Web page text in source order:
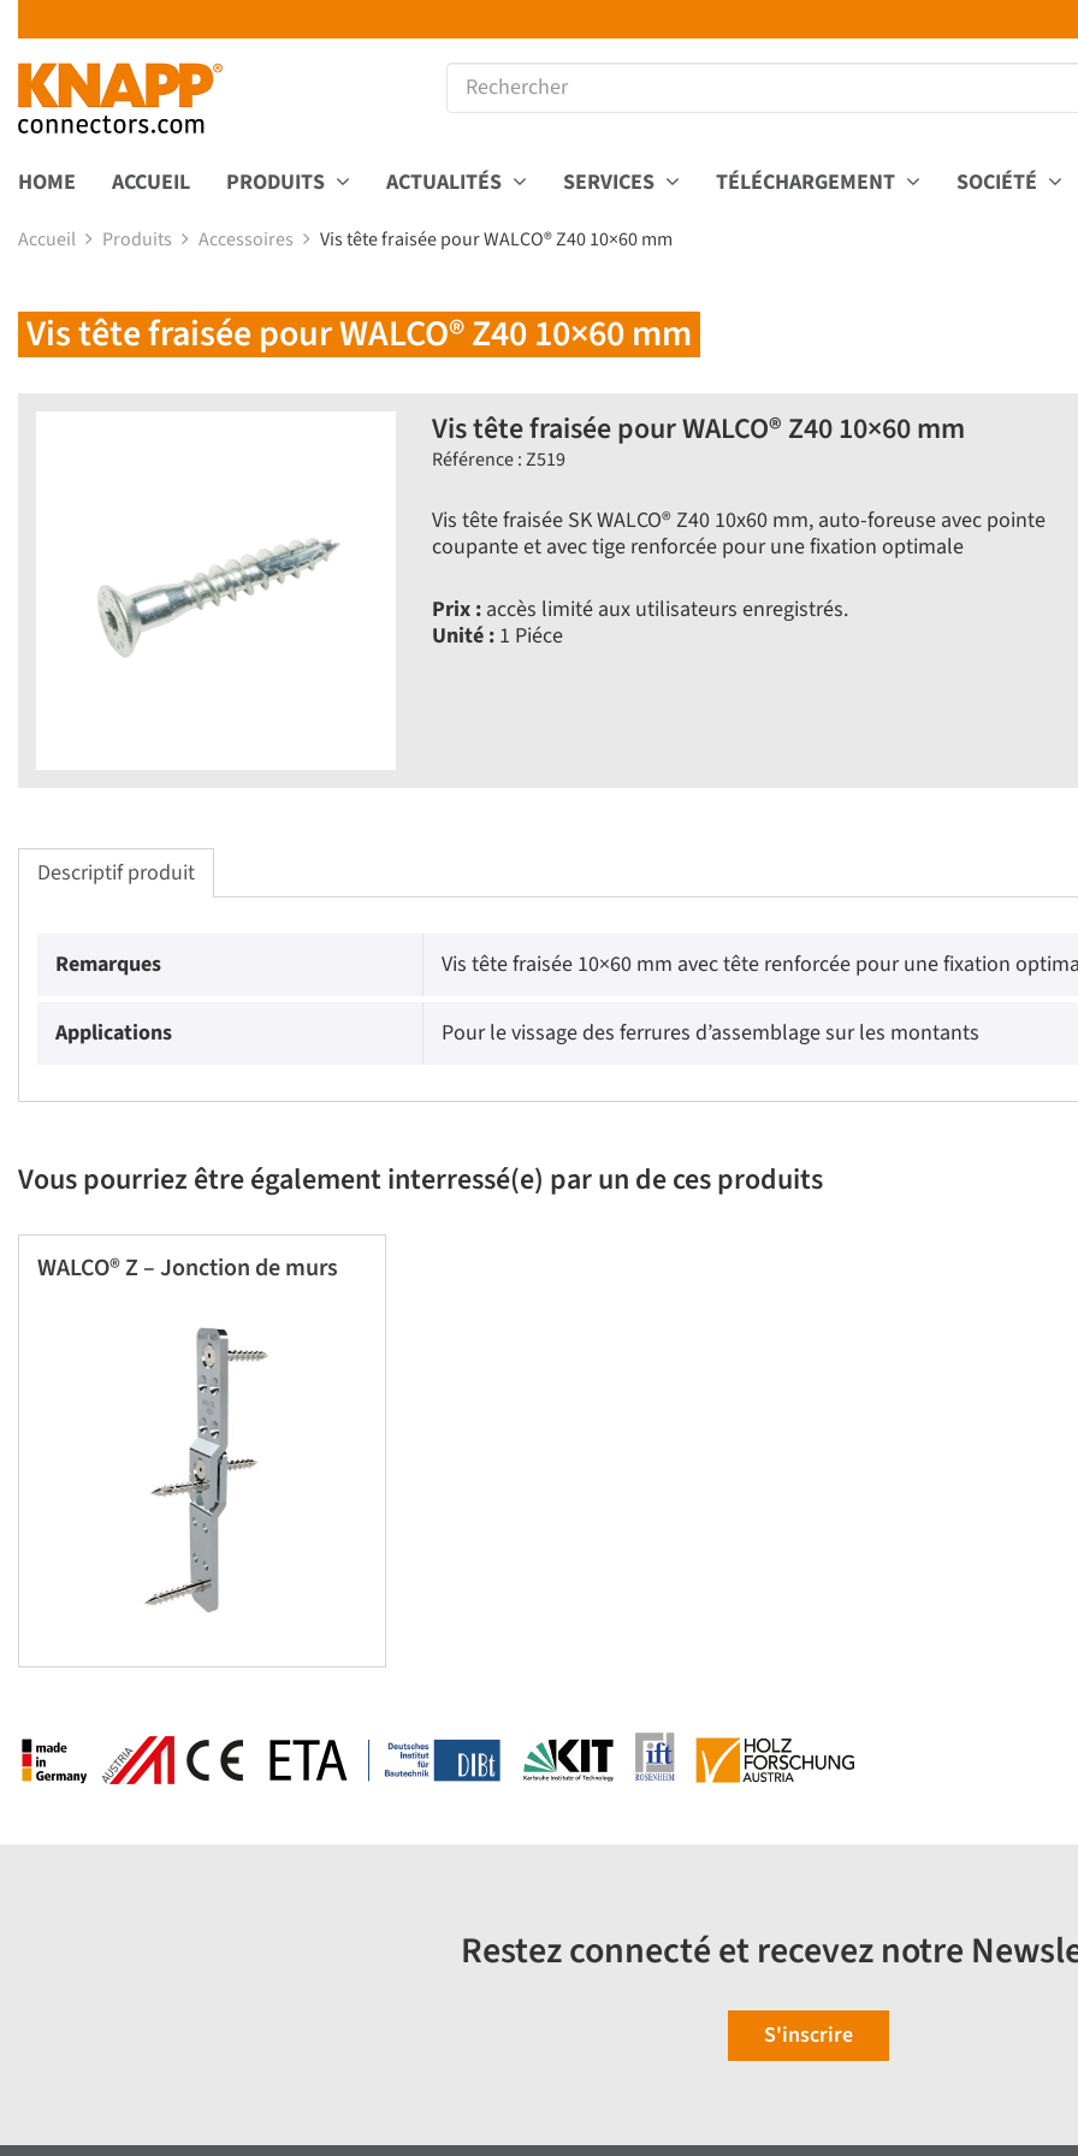
HOME ACCUEIL PRODUITS ACTUALITÉS SERVICES TÉLÉCHARGEMENT SOCIÉTÉ
Accueil Produits Accessoires Vis tête fraisée pour WALCO® Z40 10×60 mm
Vis tête fraisée pour WALCO® Z40 10×60 mm
Vis tête fraisée pour WALCO® Z40 10×60 mm
Référence : Z519
Vis tête fraisée SK WALCO® Z40 10x60 mm, auto-foreuse avec pointe
coupante et avec tige renforcée pour une fixation optimale
Prix :accès limité aux utilisateurs enregistrés.
Unité :1 Piéce
Descriptif produit
Remarques Vis tête fraisée 10×60 mm avec tête renforcée pour une fixation
Applications Pour le vissage des ferrures d’assemblage sur les montants
Vous pourriez être également interressé(e) par un de ces produits
WALCO® Z – Jonction de murs
Restez connecté et recevez notre
S'inscrire